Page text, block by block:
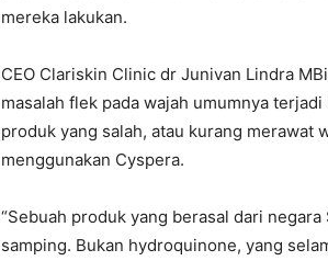
mereka lakukan.
CEO Clariskin Clinic dr Junivan Lindra
masalah flek pada wajah umumnya
produk yang salah, atau kurang merawat
menggunakan Cyspera.
“Sebuah produk yang berasal dari
samping. Bukan hydroquinone, yang